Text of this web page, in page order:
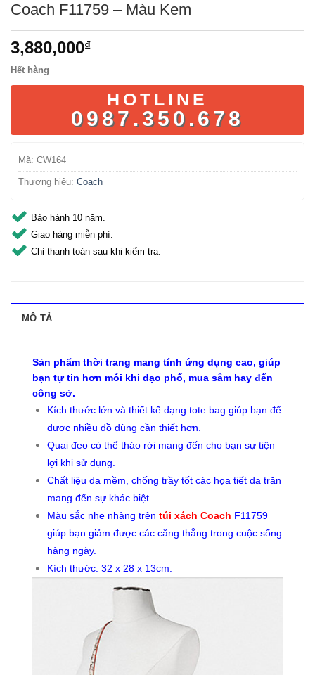
Coach F11759 – Màu Kem
3,880,000₫
Hết hàng
HOTLINE
0987.350.678
Mã: CW164
Thương hiệu: Coach
Bảo hành 10 năm.
Giao hàng miễn phí.
Chỉ thanh toán sau khi kiểm tra.
MÔ TẢ
Sản phẩm thời trang mang tính ứng dụng cao, giúp
bạn tự tin hơn mỗi khi dạo phố, mua sắm hay đến
công sở.
Kích thước lớn và thiết kế dạng tote bag giúp bạn để
được nhiều đồ dùng cần thiết hơn.
Quai đeo có thể tháo rời mang đến cho bạn sự tiện
lợi khi sử dụng.
Chất liệu da mềm, chống trầy tốt các họa tiết da trăn
mang đến sự khác biệt.
Màu sắc nhẹ nhàng trên túi xách Coach F11759
giúp bạn giảm được các căng thẳng trong cuộc sống
hàng ngày.
Kích thước: 32 x 28 x 13cm.